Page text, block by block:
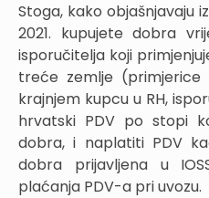
Stoga, kako objašnjavaju
2021. kupujete dobra
isporučitelja koji
treće zemlje (primjerice
krajnjem kupcu u RH,
hrvatski PDV po stopi
dobra, i naplatiti PDV
dobra prijavljena u
plaćanja PDV-a pri uvozu.